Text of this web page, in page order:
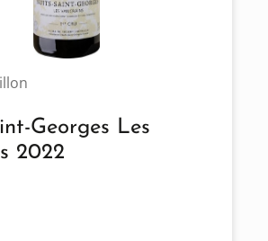
Georges Les
2022